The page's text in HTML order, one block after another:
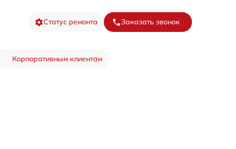
Статус ремонта Заказать звонок
Корпоративным клиентам